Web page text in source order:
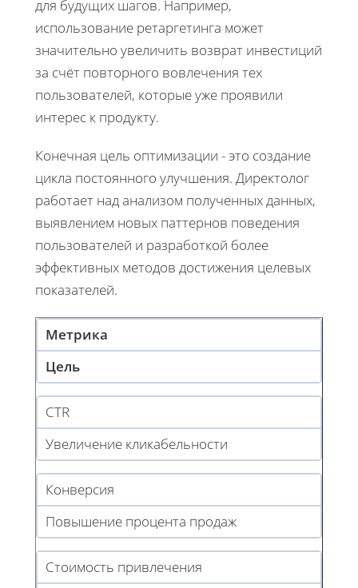
для будущих шагов. Например,
использование ретаргетинга может
значительно увеличить возврат инвестиций
за счёт повторного вовлечения тех
пользователей, которые уже проявили
интерес к продукту.
Конечная цель оптимизации - это создание
цикла постоянного улучшения. Директолог
работает над анализом полученных данных,
выявлением новых паттернов поведения
пользователей и разработкой более
эффективных методов достижения целевых
показателей.
Метрика
Цель
CTR
Увеличение кликабельности
Конверсия
Повышение процента продаж
Стоимость привлечения